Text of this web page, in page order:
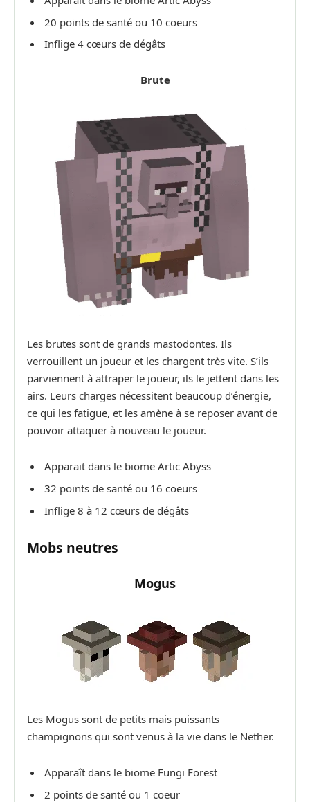
20 points de santé ou 10 coeurs
Inflige 4 cœurs de dégâts
Brute
Les brutes sont de grands mastodontes. Ils
verrouillent un joueur et les chargent très vite. S’ils
parviennent à attraper le joueur, ils le jettent dans les
airs. Leurs charges nécessitent beaucoup d’énergie,
ce qui les fatigue, et les amène à se reposer avant de
pouvoir attaquer à nouveau le joueur.
Apparait dans le biome Artic Abyss
32 points de santé ou 16 coeurs
Inflige 8 à 12 cœurs de dégâts
Mobs neutres
Mogus
Les Mogus sont de petits mais puissants
champignons qui sont venus à la vie dans le Nether.
Apparaît dans le biome Fungi Forest
2 points de santé ou 1 coeur